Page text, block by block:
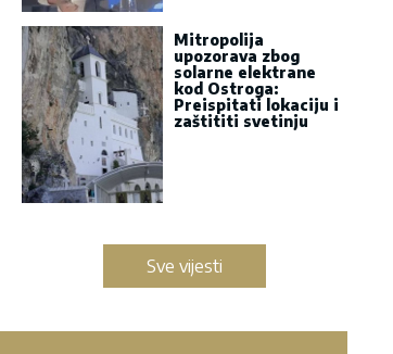
Mitropolija
upozorava zbog
solarne elektrane
kod Ostroga:
Preispitati lokaciju i
zaštititi svetinju
Sve vijesti